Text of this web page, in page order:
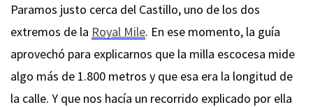
Paramos justo cerca del Castillo, uno de los dos
extremos de la Royal Mile. En ese momento, la guía
aprovechó para explicarnos que la milla escocesa mide
algo más de 1.800 metros y que esa era la longitud de
la calle. Y que nos hacía un recorrido explicado por ella